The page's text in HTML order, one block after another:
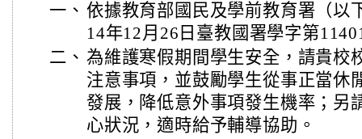
一、 依據教育部國民及學前教育署（以
14年12月26日臺教國署學字第
二、 為維護寒假期間學生安全，請貴校
注意事項，並鼓勵學生從事正當休
發展，降低意外事項發生機率；另
心狀況，適時給予輔導協助。